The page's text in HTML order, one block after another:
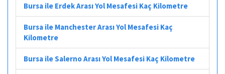
Bursa ile Erdek Arası Yol Mesafesi Kaç Kilometre
Bursa ile Manchester Arası Yol Mesafesi Kaç
Kilometre
Bursa ile Salerno Arası Yol Mesafesi Kaç Kilometre